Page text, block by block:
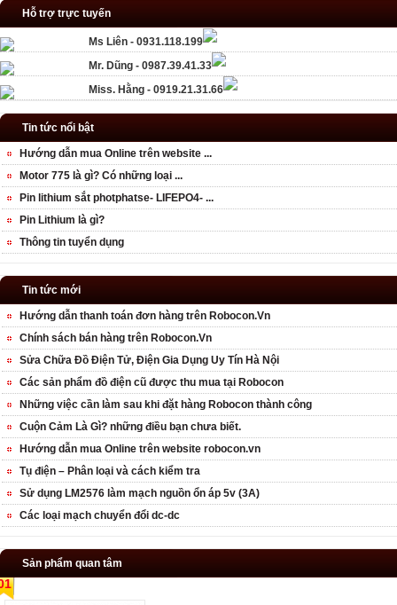
Hỗ trợ trực tuyến
Ms Liên - 0931.118.199
Mr. Dũng - 0987.39.41.33
Miss. Hằng - 0919.21.31.66
Tin tức nổi bật
Hướng dẫn mua Online trên website ...
Motor 775 là gì? Có những loại ...
Pin lithium sắt photphatse- LIFEPO4- ...
Pin Lithium là gì?
Thông tin tuyển dụng
Tin tức mới
Hướng dẫn thanh toán đơn hàng trên Robocon.Vn
Chính sách bán hàng trên Robocon.Vn
Sửa Chữa Đồ Điện Tử, Điện Gia Dụng Uy Tín Hà Nội
Các sản phẩm đồ điện cũ được thu mua tại Robocon
Những việc cần làm sau khi đặt hàng Robocon thành công
Cuộn Cảm Là Gì? những điều bạn chưa biết.
Hướng dẫn mua Online trên website robocon.vn
Tụ điện – Phân loại và cách kiểm tra
Sử dụng LM2576 làm mạch nguồn ổn áp 5v (3A)
Các loại mạch chuyển đổi dc-dc
Sản phẩm quan tâm